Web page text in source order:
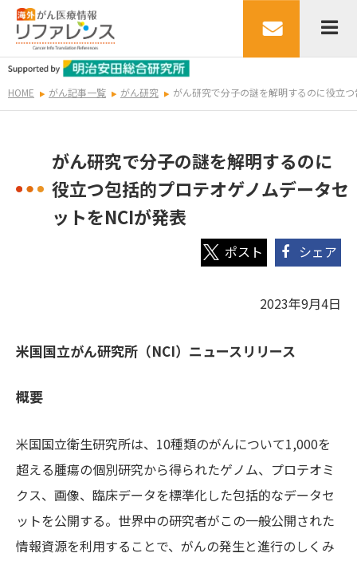
HOME がん記事一覧 がん研究 がん研究で分子の謎を解明するのに役立
がん研究で分子の謎を解明するのに
役立つ包括的プロテオゲノムデータセ
ットをNCIが発表
シェア
2023年9月4日
米国国立がん研究所（NCI）ニュースリリース
概要
米国国立衛生研究所は、10種類のがんについて1,000を
超える腫瘍の個別研究から得られたゲノム、プロテオミ
クス、画像、臨床データを標準化した包括的なデータセ
ットを公開する。世界中の研究者がこの一般公開された
情報資源を利用することで、がんの発生と進行のしくみ